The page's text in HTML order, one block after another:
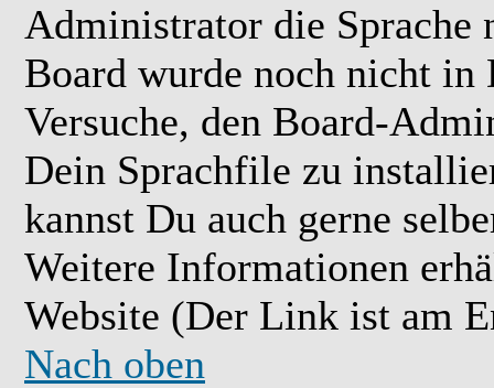
Administrator die Sprache
Board wurde noch nicht in
Versuche, den Board-
Dein Sprachfile zu
kannst Du auch gerne
Weitere Informationen
Website (Der Link ist am
Nach oben